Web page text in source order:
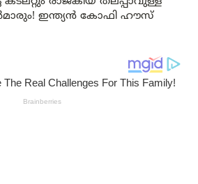
ഇന്ത്യൻ കോഫി ഹൗസ്